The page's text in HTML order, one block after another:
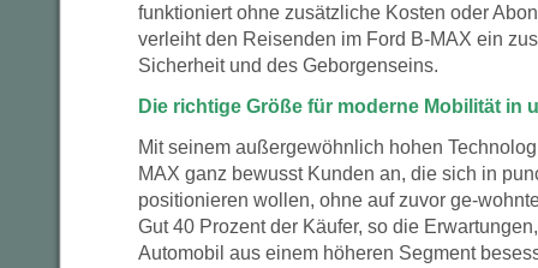
funktioniert ohne zusätzliche Kosten oder
verleiht den Reisenden im Ford B-MAX ein
Sicherheit und des Geborgenseins.
Die richtige Größe für moderne Mobilität in
Mit seinem außergewöhnlich hohen
MAX ganz bewusst Kunden an, die sich in
positionieren wollen, ohne auf zuvor ge-
Gut 40 Prozent der Käufer, so die
Automobil aus einem höheren Segment